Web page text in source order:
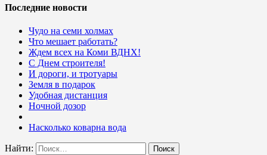
Последние новости
Чудо на семи холмах
Что мешает работать?
Ждем всех на Коми ВДНХ!
С Днем строителя!
И дороги, и тротуары
Земля в подарок
Удобная дистанция
Ночной дозор
Насколько коварна вода
Найти: